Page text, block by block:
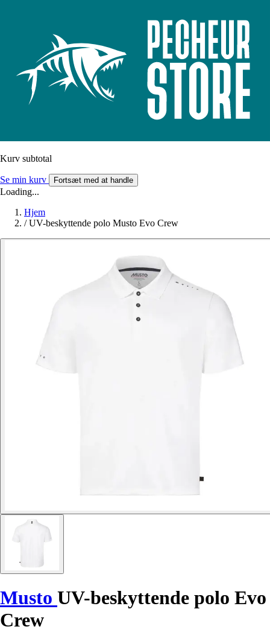
Kurv subtotal
Se min kurv Fortsæt med at handle
Loading...
Hjem
/ UV-beskyttende polo Musto Evo Crew
Musto UV-beskyttende polo Evo
Crew